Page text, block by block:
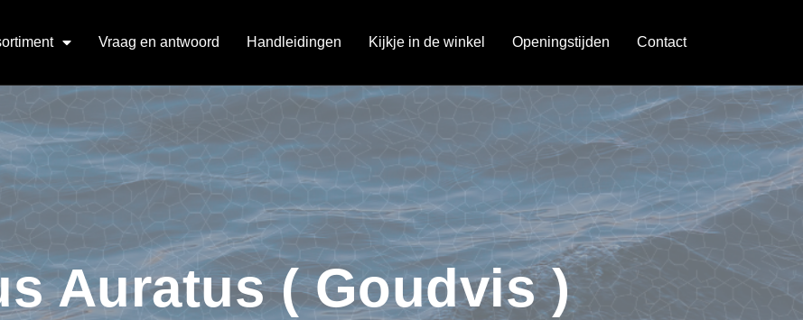
Vraag en antwoord Handleidingen Kijkje in de winkel Openingstijden Contact
Auratus ( Goudvis )